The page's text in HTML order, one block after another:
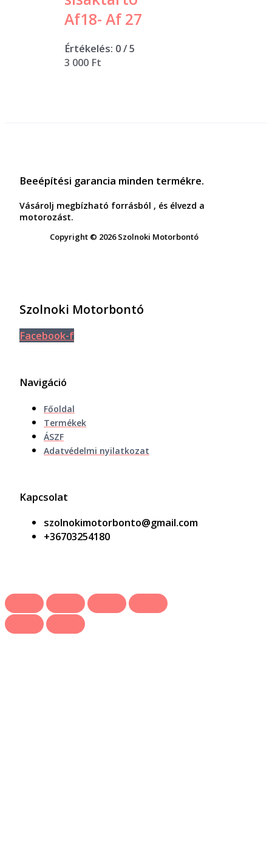
Af18- Af 27
Értékelés: 0/ 5
3 000 Ft
Beeépítési garancia minden termékre.
Vásárolj megbízható forrásból , és élvezd a
motorozást.
Copyright © 2026 Szolnoki Motorbontó
Szolnoki Motorbontó
Facebook-f
Navigáció
Főoldal
Termékek
ÁSZF
Adatvédelmi nyilatkozat
Kapcsolat
szolnokimotorbonto@gmail.com
+36703254180